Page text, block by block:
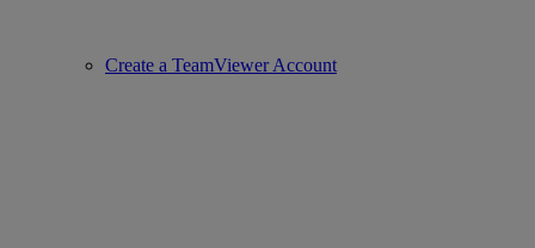
Create a TeamViewer Account